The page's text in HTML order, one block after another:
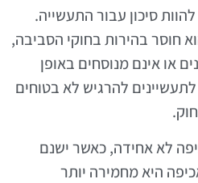
סיכון עבור התעשייה.
חוסר בהירות בחוקי הסביבה,
או אינם מנוסחים באופן
להרגיש לא בטוחים
לא אחידה, כאשר ישנם
היא מחמירה יותר